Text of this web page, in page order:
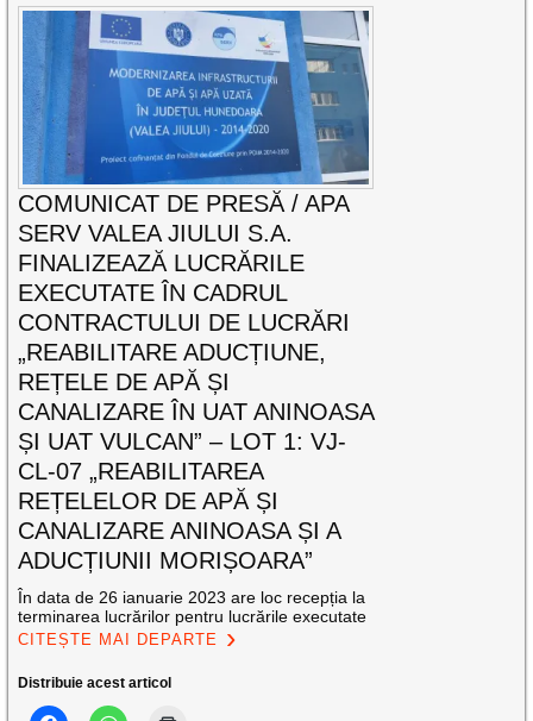
COMUNICAT DE PRESĂ / APA
SERV VALEA JIULUI S.A.
FINALIZEAZĂ LUCRĂRILE
EXECUTATE ÎN CADRUL
CONTRACTULUI DE LUCRĂRI
„REABILITARE ADUCȚIUNE,
REȚELE DE APĂ ȘI
CANALIZARE ÎN UAT ANINOASA
ȘI UAT VULCAN” – LOT 1: VJ-
CL-07 „REABILITAREA
REȚELELOR DE APĂ ȘI
CANALIZARE ANINOASA ȘI A
ADUCȚIUNII MORIȘOARA”
În data de 26 ianuarie 2023 are loc recepția la
terminarea lucrărilor pentru lucrările executate
CITEȘTE MAI DEPARTE
Distribuie acest articol